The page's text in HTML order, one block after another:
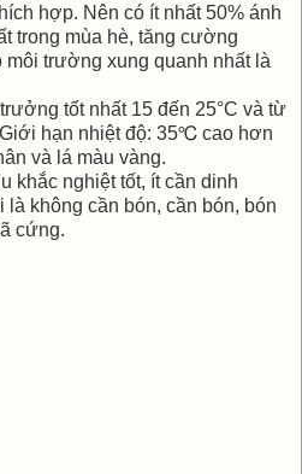
hợp. Nên có ít nhất 50% ánh
trong mùa hè, tăng cường
môi trường xung quanh nhất là
tốt nhất 15 đến 25°C và từ
hạn nhiệt độ: 35℃ cao hơn
và lá màu vàng.
khắc nghiệt tốt, ít cần dinh
không cần bón, cần bón, bón
cứng.